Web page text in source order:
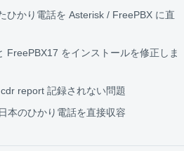
ひかり電話を Asterisk / FreePBX に直
FreePBX17 をインストールを修正しま
report 記録されない問題
本のひかり電話を直接収容